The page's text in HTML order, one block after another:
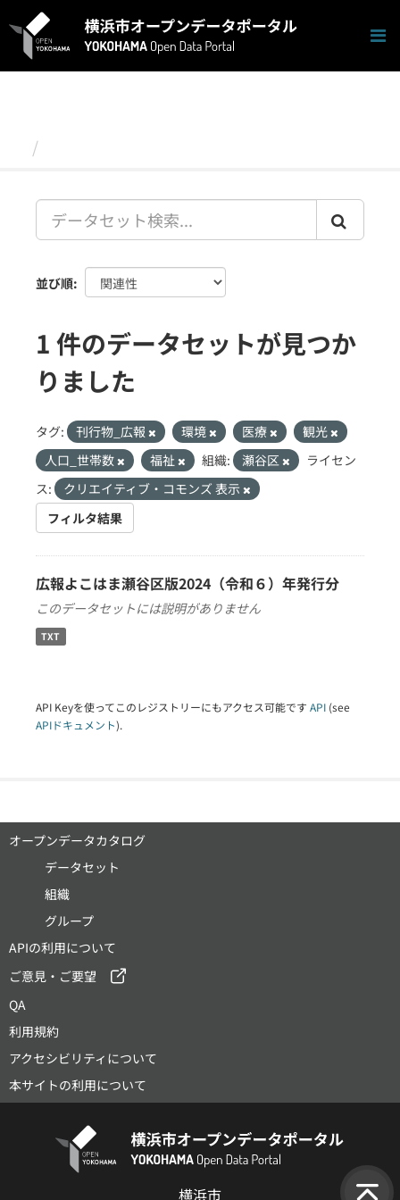
キ
並び順
1 件のデータセットが見つか
りました
タグ: 刊行物_広報 環境 医療
観光
人口_世帯数
福祉 組織: 瀬谷区
ライセン
ス:
クリエイティブ・コモンズ 表示
フィルタ結果
広報よこはま瀬谷区版2024（令和６）年発行分
このデータセットには説明がありません
TXT
API Keyを使ってこのレジストリーにもアクセス可能です API (see
APIドキュメント).
オープンデータカタログ
データセット
組織
グループ
APIの利用について
ご意見・ご要望
QA
利用規約
アクセシビリティについて
本サイトの利用について
横浜市